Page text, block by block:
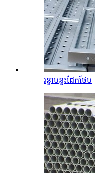
រន្ទាបន្ទះដែកថែប